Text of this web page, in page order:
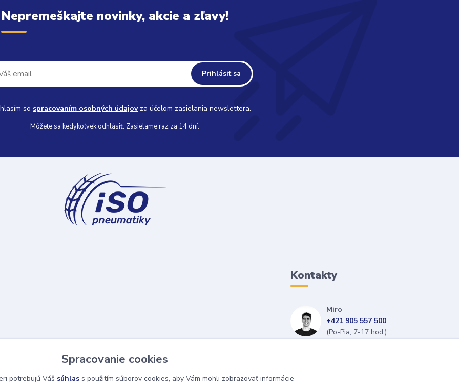
Nepremeškajte novinky, akcie a zľavy!
Prihlásiť sa
so spracovaním osobných údajovza účelom zasielania newslettera.
Môžete sa kedykoľvek odhlásiť. Zasielame raz za 14 dní.
Kontakty
Miro
+421 905 557 500
(Po-Pia, 7-17 hod.)
Spracovanie cookies
potrebujú Váš súhlas s použitím súborov cookies, aby Vám mohli zobrazovať informácie